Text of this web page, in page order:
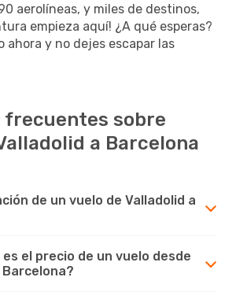
aerolíneas, y miles de destinos,
empieza aquí! ¿A qué esperas?
ahora y no dejes escapar las
frecuentes sobre
a Barcelona
de un vuelo de Valladolid a
es el precio de un vuelo desde